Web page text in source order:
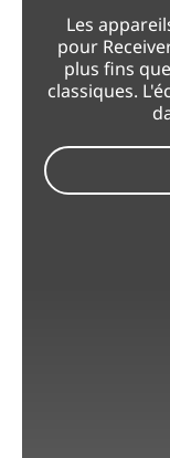
Les
pour
plus fins
classiques.